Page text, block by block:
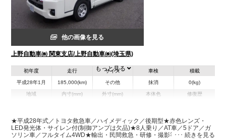
他の画像を見る
上野自動車㈱ 関東支店/上野自動車㈱(埼玉県)
初年度
平成28年1月
走行
185,000(km)
サイズ
その他
車検
抹消
積載
0(kg)
地域 内寸(mm) 外寸(mm)
H:2,490
本体色 修復歴
装備情報
もっと見る
★平成28年式／トヨタ救急車／ハイメディック／後期型★赤色レンズ・
LED発光体・サイレン付(制御アンプは欠品)★8人乗り／AT車／5ドア／ガ
ソリン車／フルタイム4WD★輸出・民間救急・研修・撮影等に如何でしょ